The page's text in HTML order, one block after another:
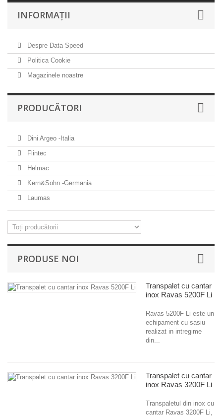
INFORMAŢII
Despre Data Speed
Politica Cookie
Magazinele noastre
PRODUCĂTORI
Dini Argeo -Italia
Flintec
Helmac
Kern&Sohn -Germania
Laumas
PRODUSE NOI
Transpalet cu cantar
inox Ravas 5200F Li
Ravas 5200F Li este un
echipament cu sasiu
realizat in intregime
din...
Transpalet cu cantar
inox Ravas 3200F Li
Transpaletul din inox cu
cantar Ravas 3200F Li,